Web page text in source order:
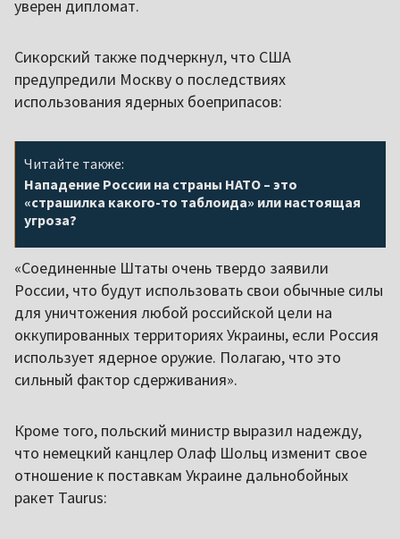
уверен дипломат.
Сикорский также подчеркнул, что США
предупредили Москву о последствиях
использования ядерных боеприпасов:
Читайте также:
Нападение России на страны НАТО – это
«страшилка какого-то таблоида» или настоящая
угроза?
«Соединенные Штаты очень твердо заявили
России, что будут использовать свои обычные силы
для уничтожения любой российской цели на
оккупированных территориях Украины, если Россия
использует ядерное оружие. Полагаю, что это
сильный фактор сдерживания».
Кроме того, польский министр выразил надежду,
что немецкий канцлер Олаф Шольц изменит свое
отношение к поставкам Украине дальнобойных
ракет Taurus: